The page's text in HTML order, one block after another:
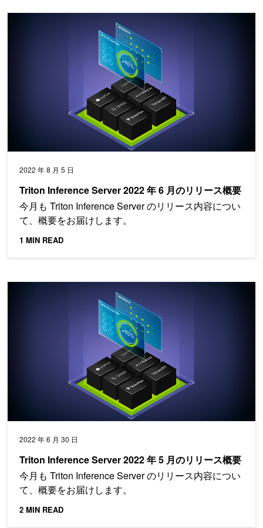
2022 年 8 月 5 日
Triton Inference Server 2022 年 6 月のリリース概要
今月も Triton Inference Server のリリース内容につい
て、概要をお届けします。
1 MIN READ
Triton Inference Server 2022 年 6 月のリリース概要
2022 年 6 月 30 日
Triton Inference Server 2022 年 5 月のリリース概要
今月も Triton Inference Server のリリース内容につい
て、概要をお届けします。
2 MIN READ